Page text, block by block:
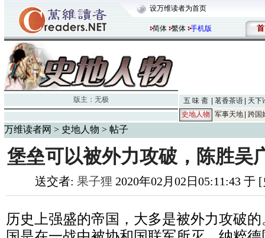
设万维读者为首页
简体 繁体 手机版 首
版主： 无极 五 味 斋 茗香茶语
天下
史地人物
军事天地 跨国
万维读者网 > 史地人物 > 帖子
堡垒可以被外力攻破，陈胜吴
送交者: 果子狸 2020年02月02日05:11:43 于
历史上强盛的帝国，大多是被外力攻破